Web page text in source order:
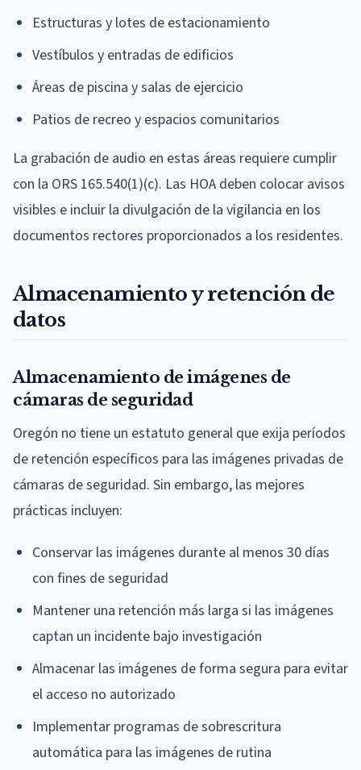
Estructuras y lotes de estacionamiento
Vestíbulos y entradas de edificios
Áreas de piscina y salas de ejercicio
Patios de recreo y espacios comunitarios
La grabación de audio en estas áreas requiere cumplir
con la ORS 165.540(1)(c). Las HOA deben colocar avisos
visibles e incluir la divulgación de la vigilancia en los
documentos rectores proporcionados a los residentes.
Almacenamiento y retención de
datos
Almacenamiento de imágenes de
cámaras de seguridad
Oregón no tiene un estatuto general que exija períodos
de retención específicos para las imágenes privadas de
cámaras de seguridad. Sin embargo, las mejores
prácticas incluyen:
Conservar las imágenes durante al menos 30 días
con fines de seguridad
Mantener una retención más larga si las imágenes
captan un incidente bajo investigación
Almacenar las imágenes de forma segura para evitar
el acceso no autorizado
Implementar programas de sobrescritura
automática para las imágenes de rutina